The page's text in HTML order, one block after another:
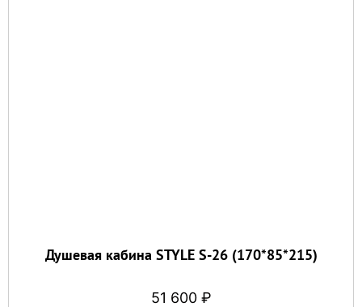
Душевая кабина STYLE S-26 (170*85*215)
51 600 ₽